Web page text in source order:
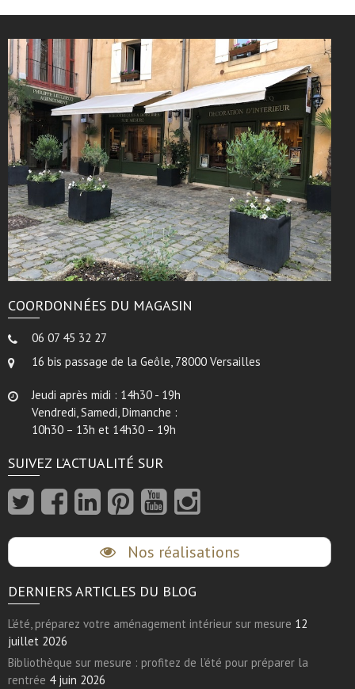
COORDONNÉES DU MAGASIN
06 07 45 32 27
16 bis passage de la Geôle, 78000 Versailles
Jeudi après midi : 14h30 - 19h
Vendredi, Samedi, Dimanche :
10h30 – 13h et 14h30 – 19h
SUIVEZ L’ACTUALITÉ SUR
Nos réalisations
DERNIERS ARTICLES DU BLOG
L’été, préparez votre aménagement intérieur sur mesure 12
juillet 2026
Bibliothèque sur mesure : profitez de l’été pour préparer la
rentrée 4 juin 2026